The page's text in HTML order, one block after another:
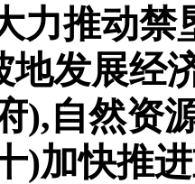
力推动禁
地发展经
),自然资
)加快推